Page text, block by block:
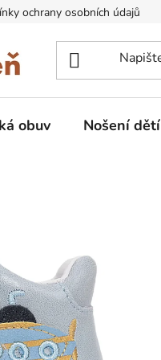
ochrany osobních údajů
obuv Nošení dětí